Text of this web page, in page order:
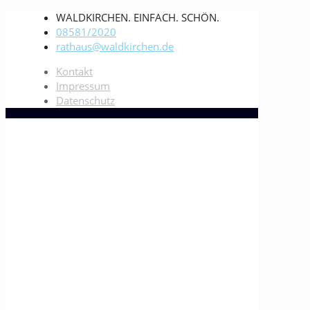
WALDKIRCHEN. EINFACH. SCHÖN.
08581/2020
rathaus@waldkirchen.de
Kontakt
Impressum
Datenschutz